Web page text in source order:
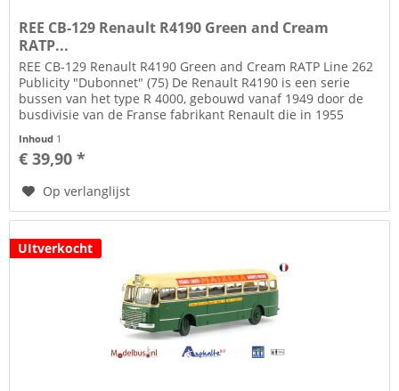
REE CB-129 Renault R4190 Green and Cream
RATP...
REE CB-129 Renault R4190 Green and Cream RATP Line 262
Publicity "Dubonnet" (75) De Renault R4190 is een serie
bussen van het type R 4000, gebouwd vanaf 1949 door de
busdivisie van de Franse fabrikant Renault die in 1955
Inhoud 1
€ 39,90 *
Op verlanglijst
UItverkocht